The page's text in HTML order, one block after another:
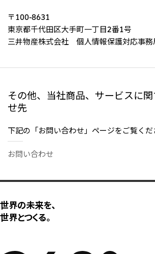
三井物産（香港）有限公司
台湾三井物産股份有限公司
大洋州
〒100-8631
東京都千代田区大手町一丁目2番1号
三井物産株式会社 個人情報保護対応事務
その他、当社商品、サービスに
せ先
下記の「お問い合わせ」ページをご覧くだ
お問い合わせ
世界の未来を、
世界とつくる。